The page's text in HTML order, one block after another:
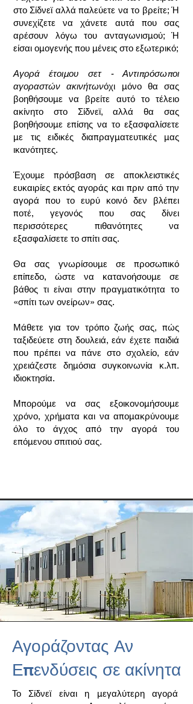
στο Σίδνεϊ αλλά παλεύετε να το βρείτε; Ή
συνεχίζετε να χάνετε αυτά που σας
αρέσουν λόγω του ανταγωνισμού; Ή
είσαι ομογενής που μένεις στο εξωτερικό;
Αγορά έτοιμου σετ - Αντιπρόσωποι
αγοραστών ακινήτωνόχι μόνο θα σας
βοηθήσουμε να βρείτε αυτό το τέλειο
ακίνητο στο Σίδνεϊ, αλλά θα σας
βοηθήσουμε επίσης να το εξασφαλίσετε
με τις ειδικές διαπραγματευτικές μας
ικανότητες.
Έχουμε πρόσβαση σε αποκλειστικές
ευκαιρίες εκτός αγοράς και πριν από την
αγορά που το ευρύ κοινό δεν βλέπει
ποτέ, γεγονός που σας δίνει
περισσότερες πιθανότητες να
εξασφαλίσετε το σπίτι σας.
Θα σας γνωρίσουμε σε προσωπικό
επίπεδο, ώστε να κατανοήσουμε σε
βάθος τι είναι στην πραγματικότητα το
«σπίτι των ονείρων» σας.
Μάθετε για τον τρόπο ζωής σας, πώς
ταξιδεύετε στη δουλειά, εάν έχετε παιδιά
που πρέπει να πάνε στο σχολείο, εάν
χρειάζεστε δημόσια συγκοινωνία κ.λπ.
ιδιοκτησία.
Μπορούμε να σας εξοικονομήσουμε
χρόνο, χρήματα και να απομακρύνουμε
όλο το άγχος από την αγορά του
επόμενου σπιτιού σας.
Αγοράζοντας Αν
Επενδύσεις σε ακίνητα
Το Σίδνεϊ είναι η μεγαλύτερη αγορά